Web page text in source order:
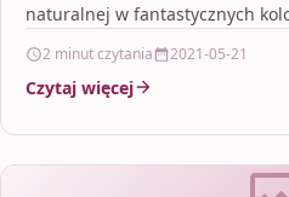
naturalnej w fantastycznych
zamszowej…
2 minut czytania 2021-05-21
Czytaj więcej